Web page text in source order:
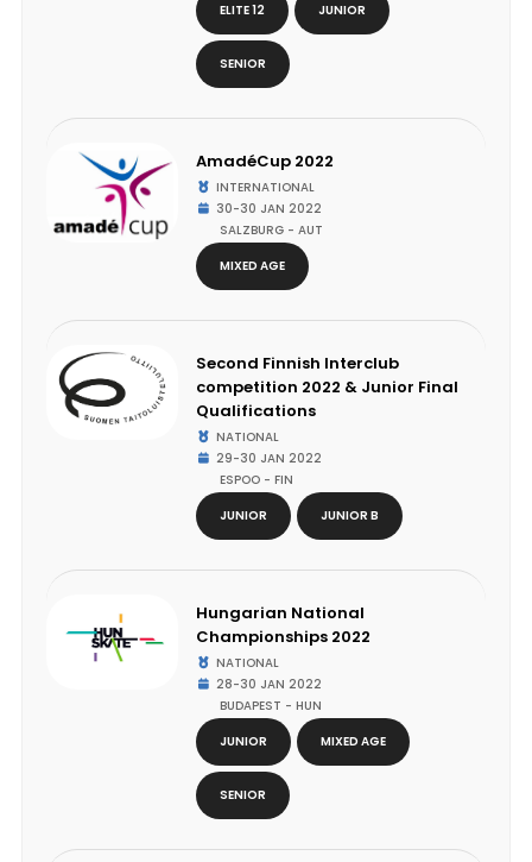
ELITE 12
JUNIOR
SENIOR
AmadéCup 2022
INTERNATIONAL
30-30 JAN 2022
SALZBURG - AUT
MIXED AGE
Second Finnish Interclub
competition 2022 & Junior Final
Qualifications
NATIONAL
29-30 JAN 2022
ESPOO - FIN
JUNIOR
JUNIOR B
Hungarian National
Championships 2022
NATIONAL
28-30 JAN 2022
BUDAPEST - HUN
JUNIOR
MIXED AGE
SENIOR